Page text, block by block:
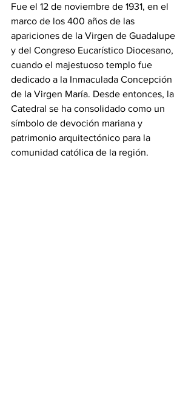
Fue el 12 de noviembre de 1931, en el
marco de los 400 años de las
apariciones de la Virgen de Guadalupe
y del Congreso Eucarístico Diocesano,
cuando el majestuoso templo fue
dedicado a la Inmaculada Concepción
de la Virgen María. Desde entonces, la
Catedral se ha consolidado como un
símbolo de devoción mariana y
patrimonio arquitectónico para la
comunidad católica de la región.